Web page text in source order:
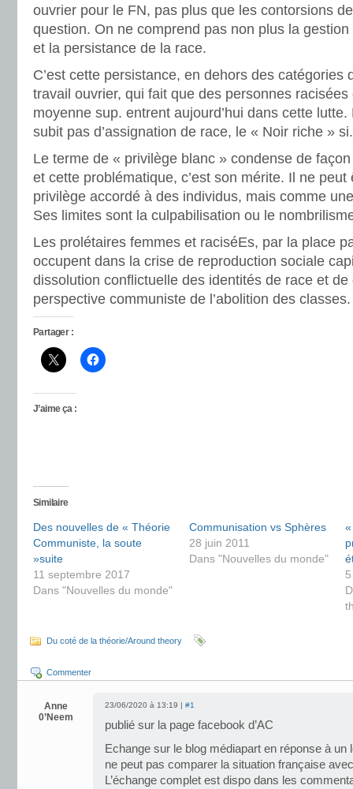
ouvrier pour le FN, pas plus que les contorsions
question. On ne comprend pas non plus la
et la persistance de la race.
C’est cette persistance, en dehors des catégories
travail ouvrier, qui fait que des personnes
moyenne sup. entrent aujourd’hui dans cette
subit pas d’assignation de race, le « Noir riche » si.
Le terme de « privilège blanc » condense de
et cette problématique, c’est son mérite. Il ne
privilège accordé à des individus, mais comme
Ses limites sont la culpabilisation ou le
Les prolétaires femmes et raciséEs, par la place
occupent dans la crise de reproduction sociale
dissolution conflictuelle des identités de race et
perspective communiste de l’abolition des
Partager :
J’aime ça :
Similaire
Des nouvelles de « Théorie
Communiste, la soute
»suite
11 septembre 2017
Dans "Nouvelles du monde"
Communisation vs Sphères
28 juin 2011
Dans "Nouvelles du monde"
Du coté de la théorie/Around theory
Commenter
Anne
0’Neem
23/06/2020 à 13:19 | #1
publié sur la page facebook d’AC
Echange sur le blog médiapart en réponse à un
ne peut pas comparer la situation française
L’échange complet est dispo dans les